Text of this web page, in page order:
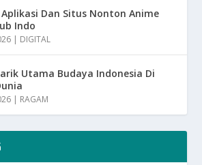
Dan Situs Nonton Anime
Indo
| DIGITAL
Utama Budaya Indonesia Di
| RAGAM